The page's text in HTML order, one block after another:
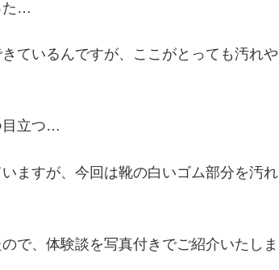
た…
ているんですが、ここがとっても汚れや
目立つ…
ますが、今回は靴の白いゴム部分を汚れ
で、体験談を写真付きでご紹介いたしま